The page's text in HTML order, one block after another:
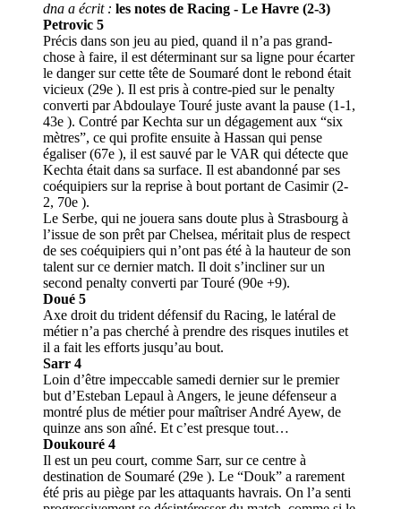
dna a écrit : les notes de Racing - Le Havre (2-3)
Petrovic 5
Précis dans son jeu au pied, quand il n’a pas grand-
chose à faire, il est déterminant sur sa ligne pour écarter
le danger sur cette tête de Soumaré dont le rebond était
vicieux (29e ). Il est pris à contre-pied sur le penalty
converti par Abdoulaye Touré juste avant la pause (1-1,
43e ). Contré par Kechta sur un dégagement aux “six
mètres”, ce qui profite ensuite à Hassan qui pense
égaliser (67e ), il est sauvé par le VAR qui détecte que
Kechta était dans sa surface. Il est abandonné par ses
coéquipiers sur la reprise à bout portant de Casimir (2-
2, 70e ).
Le Serbe, qui ne jouera sans doute plus à Strasbourg à
l’issue de son prêt par Chelsea, méritait plus de respect
de ses coéquipiers qui n’ont pas été à la hauteur de son
talent sur ce dernier match. Il doit s’incliner sur un
second penalty converti par Touré (90e +9).
Doué 5
Axe droit du trident défensif du Racing, le latéral de
métier n’a pas cherché à prendre des risques inutiles et
il a fait les efforts jusqu’au bout.
Sarr 4
Loin d’être impeccable samedi dernier sur le premier
but d’Esteban Lepaul à Angers, le jeune défenseur a
montré plus de métier pour maîtriser André Ayew, de
quinze ans son aîné. Et c’est presque tout…
Doukouré 4
Il est un peu court, comme Sarr, sur ce centre à
destination de Soumaré (29e ). Le “Douk” a rarement
été pris au piège par les attaquants havrais. On l’a senti